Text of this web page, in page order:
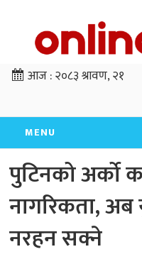
आज :२०८३ श्रावण, २१
MENU
पुटिनको अर्को
नागरिकता, अब
नरहन सक्ने